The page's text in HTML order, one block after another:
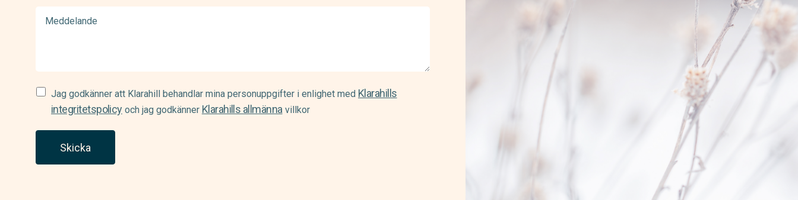
Samtycke
(Required)
Jag godkänner att Klarahill behandlar mina personuppgifter i enlighet med Klarahills
integritetspolicyoch jag godkänner Klarahills allmännavillkor
Skicka